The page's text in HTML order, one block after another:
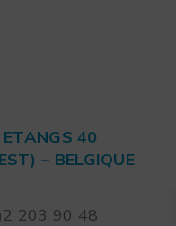
ETANGS 40
– BELGIQUE
203 90 48